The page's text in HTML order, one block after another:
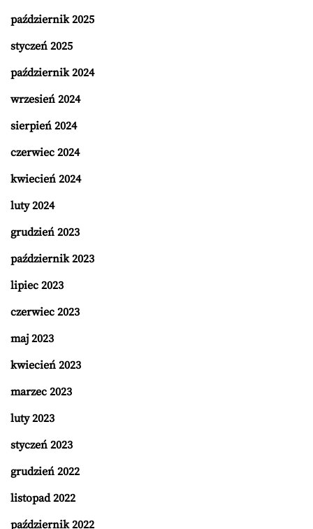
październik 2025
styczeń 2025
październik 2024
wrzesień 2024
sierpień 2024
czerwiec 2024
kwiecień 2024
luty 2024
grudzień 2023
październik 2023
lipiec 2023
czerwiec 2023
maj 2023
kwiecień 2023
marzec 2023
luty 2023
styczeń 2023
grudzień 2022
listopad 2022
październik 2022